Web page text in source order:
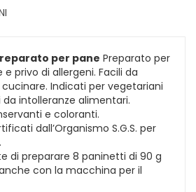
per pane Preparato per
privo di allergeni. Facili da
Indicati per vegetariani
intolleranze alimentari.
e coloranti.
dall’Organismo S.G.S. per
di preparare 8 paninetti di 90 g
con la macchina per il